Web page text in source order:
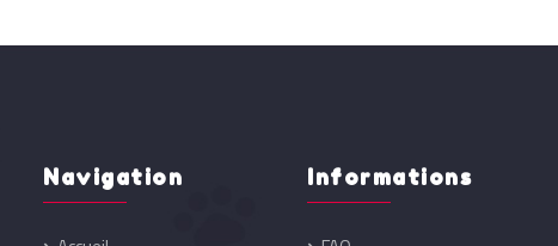
Navigation Informations